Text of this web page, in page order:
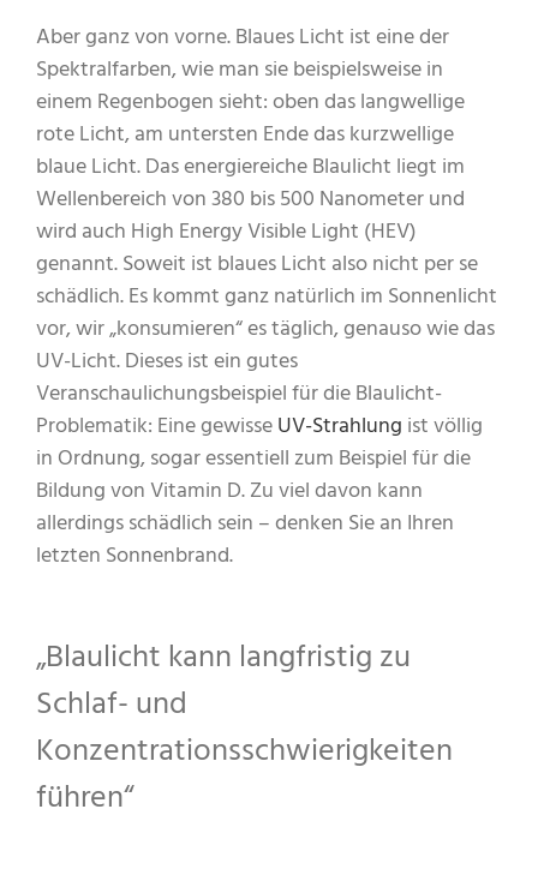
Aber ganz von vorne. Blaues Licht ist eine der
Spektralfarben, wie man sie beispielsweise in
einem Regenbogen sieht: oben das langwellige
rote Licht, am untersten Ende das kurzwellige
blaue Licht. Das energiereiche Blaulicht liegt im
Wellenbereich von 380 bis 500 Nanometer und
wird auch High Energy Visible Light (HEV)
genannt. Soweit ist blaues Licht also nicht per se
schädlich. Es kommt ganz natürlich im Sonnenlicht
vor, wir „konsumieren“ es täglich, genauso wie das
UV-Licht. Dieses ist ein gutes
Veranschaulichungsbeispiel für die Blaulicht-
Problematik: Eine gewisseUV-Strahlung ist völlig
in Ordnung, sogar essentiell zum Beispiel für die
Bildung von Vitamin D. Zu viel davon kann
allerdings schädlich sein – denken Sie an Ihren
letzten Sonnenbrand.
„Blaulicht kann langfristig zu
Schlaf- und
Konzentrationsschwierigkeiten
führen“